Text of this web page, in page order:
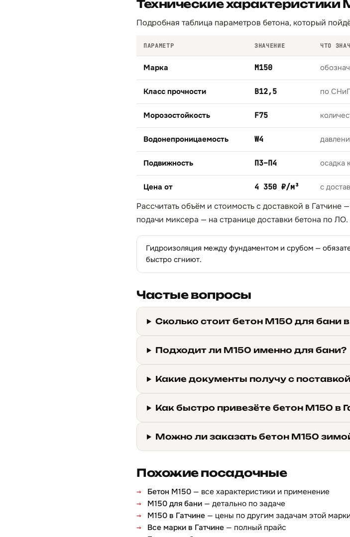
Технические характеристики
Подробная таблица параметров бетона, который
ПАРАМЕТР ЗНАЧЕНИЕ ЧТО
Марка М150
Класс прочности B12,5 по
Морозостойкость F75
Водонепроницаемость W4
Подвижность П3–П4 осадка
Цена от 4 350 ₽/м³ с
Рассчитать объём и стоимость с доставкой в Гатчине
подачи миксера — на страницедоставки бетона по ЛО.
Гидроизоляция между фундаментом и срубом —
быстро сгниют.
Частые вопросы
Сколько стоит бетон М150 для бани в
Подходит ли М150 именно для бани?
Какие документы получу с поставкой
Как быстро привезёте бетон М150 в
Можно ли заказать бетон М150
Похожие посадочные
Бетон М150 — все характеристики и применение
М150 для бани — детально по задаче
М150 в Гатчине — цены по другим задачам этой
Все марки в Гатчине — полный прайс